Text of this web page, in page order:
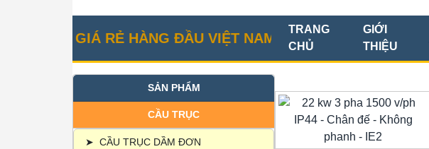
GIÁ RẺ HÀNG ĐẦU VIỆT NAM
TRANG
CHỦ
GIỚI
THIỆU
SẢN PHẨM
CẦU TRỤC
➤ CẦU TRỤC DẦM ĐƠN